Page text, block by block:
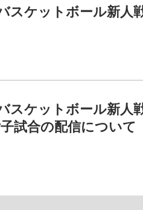
スケットボール新人
スケットボール新人
試合の配信について